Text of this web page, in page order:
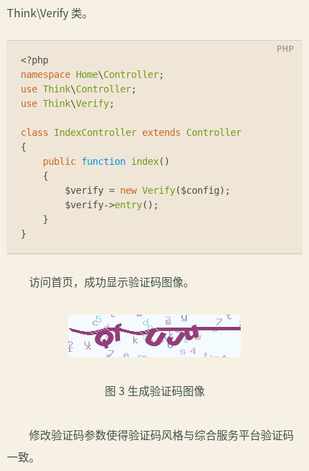
Think\Verify 类。
<?php
namespace Home\Controller;
use Think\Controller;
use Think\Verify;
class IndexController extends
Controller
{
public function index( )
{
$verify = new Verify($config);
$verify->entry();
    }
}
访问首页，成功显示验证码图像。
图 3 生成验证码图像
修改验证码参数使得验证码风格与综合服务平台验证码
一致。